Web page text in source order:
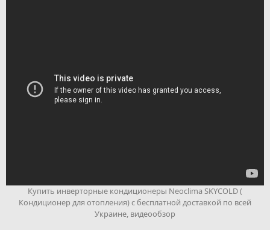
Купить инверторные кондиционеры Neoclima SKYCOLD (
Кондиционер для отопления) с бесплатной доставкой по всей
Украине, видеообзор